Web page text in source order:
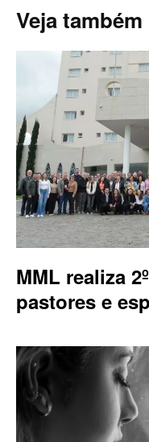
Veja também
MML realiza
pastores e